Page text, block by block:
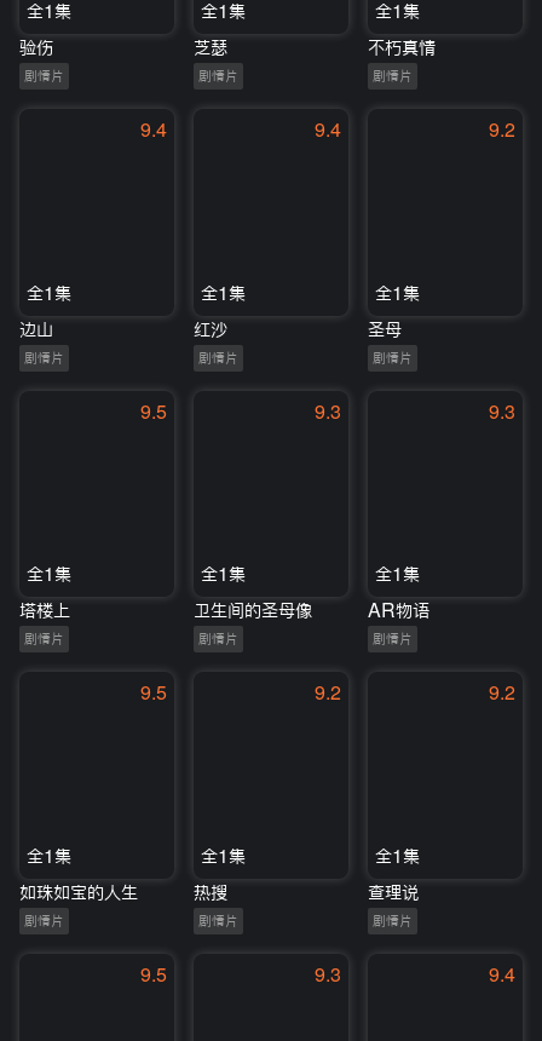
全1集
验伤
剧情片
全1集
芝瑟
剧情片
全1集
不朽真情
剧情片
9.4
全1集
边山
剧情片
9.4
全1集
红沙
剧情片
9.2
全1集
圣母
剧情片
9.5
全1集
塔楼上
剧情片
9.3
全1集
卫生间的圣母像
剧情片
9.3
全1集
AR物语
剧情片
9.5
全1集
如珠如宝的人生
剧情片
9.2
全1集
热搜
剧情片
9.2
全1集
查理说
剧情片
9.5 9.3 9.4